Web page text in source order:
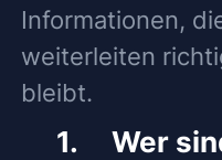
Informationen,
weiterleiten
bleibt.
1. Wer